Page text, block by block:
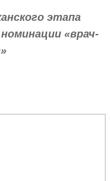
этапа
«врач-